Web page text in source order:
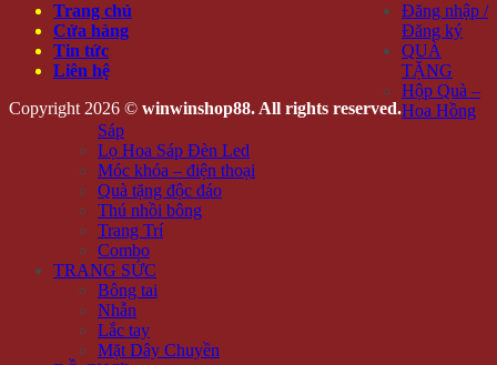
Trang chủ
Cửa hàng
Tin tức
Liên hệ
Copyright 2026 © winwinshop88. All rights reserved.
Đăng nhập /
Đăng ký
QUÀ
TẶNG
Hộp Quà –
Hoa Hồng
Sáp
Lọ Hoa Sáp Đèn Led
Móc khóa – điện thoại
Quà tặng độc đáo
Thú nhồi bông
Trang Trí
Combo
TRANG SỨC
Bông tai
Nhẫn
Lắc tay
Mặt Dây Chuyền